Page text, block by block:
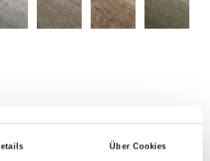
Über Cookies